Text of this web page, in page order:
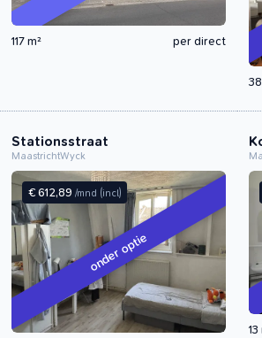
117 m² per direct
Stationsstraat
MaastrichtWyck
€ 612,89 /mnd (incl)
onder optie
13